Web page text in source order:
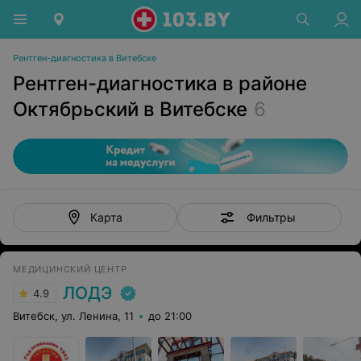
Рентген-диагностика в Витебске
Рентген-диагностика в районе
Октябрьский в Витебске 6
Карта Фильтры
МЕДИЦИНСКИЙ ЦЕНТР
4.9 ЛОДЭ
Витебск, ул. Ленина, 11 до 21:00